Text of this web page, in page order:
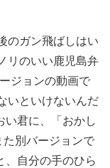
のガン飛ばしはい
リのいい鹿児島弁
ジョンの動画で
いといけないんだ
い君に、「おかし
別バージョンで
、自分の手のひら